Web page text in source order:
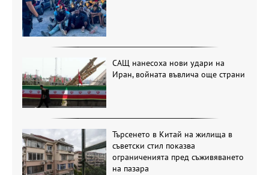
САЩ нанесоха нови удари на
Иран, войната въвлича още страни
Търсенето в Китай на жилища в
съветски стил показва
ограниченията пред съживяването
на пазара